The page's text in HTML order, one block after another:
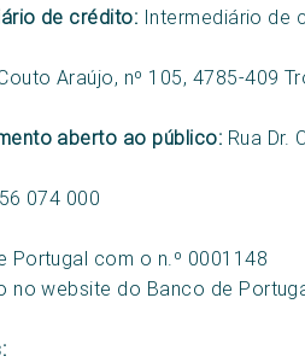
de crédito: Intermediário de
Araújo, nº 105, 4785-409
aberto ao público: Rua Dr.
074 000
Portugal com o n.º 0001148
no website do Banco de